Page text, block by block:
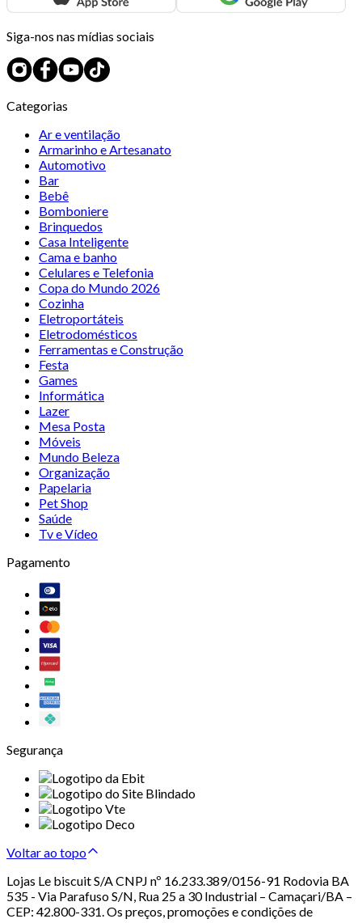
Siga-nos nas mídias sociais
Categorias
Ar e ventilação
Armarinho e Artesanato
Automotivo
Bar
Bebê
Bomboniere
Brinquedos
Casa Inteligente
Cama e banho
Celulares e Telefonia
Copa do Mundo 2026
Cozinha
Eletroportáteis
Eletrodomésticos
Ferramentas e Construção
Festa
Games
Informática
Lazer
Mesa Posta
Móveis
Mundo Beleza
Organização
Papelaria
Pet Shop
Saúde
Tv e Vídeo
Pagamento
Segurança
Voltar ao topo
Lojas Le biscuit S/A CNPJ nº 16.233.389/0156-91 Rodovia BA
535 - Via Parafuso S/N, Rua 25 a 30 Industrial – Camaçari/BA –
CEP: 42.800-331. Os preços, promoções e condições de